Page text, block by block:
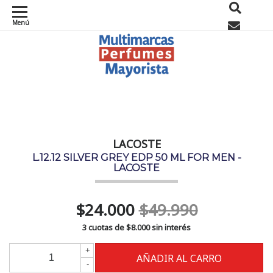
Menú
LACOSTE
L.12.12 SILVER GREY EDP 50 ML FOR MEN -
LACOSTE
$24.000$49.990
3 cuotas de$8.000sin interés
+
-